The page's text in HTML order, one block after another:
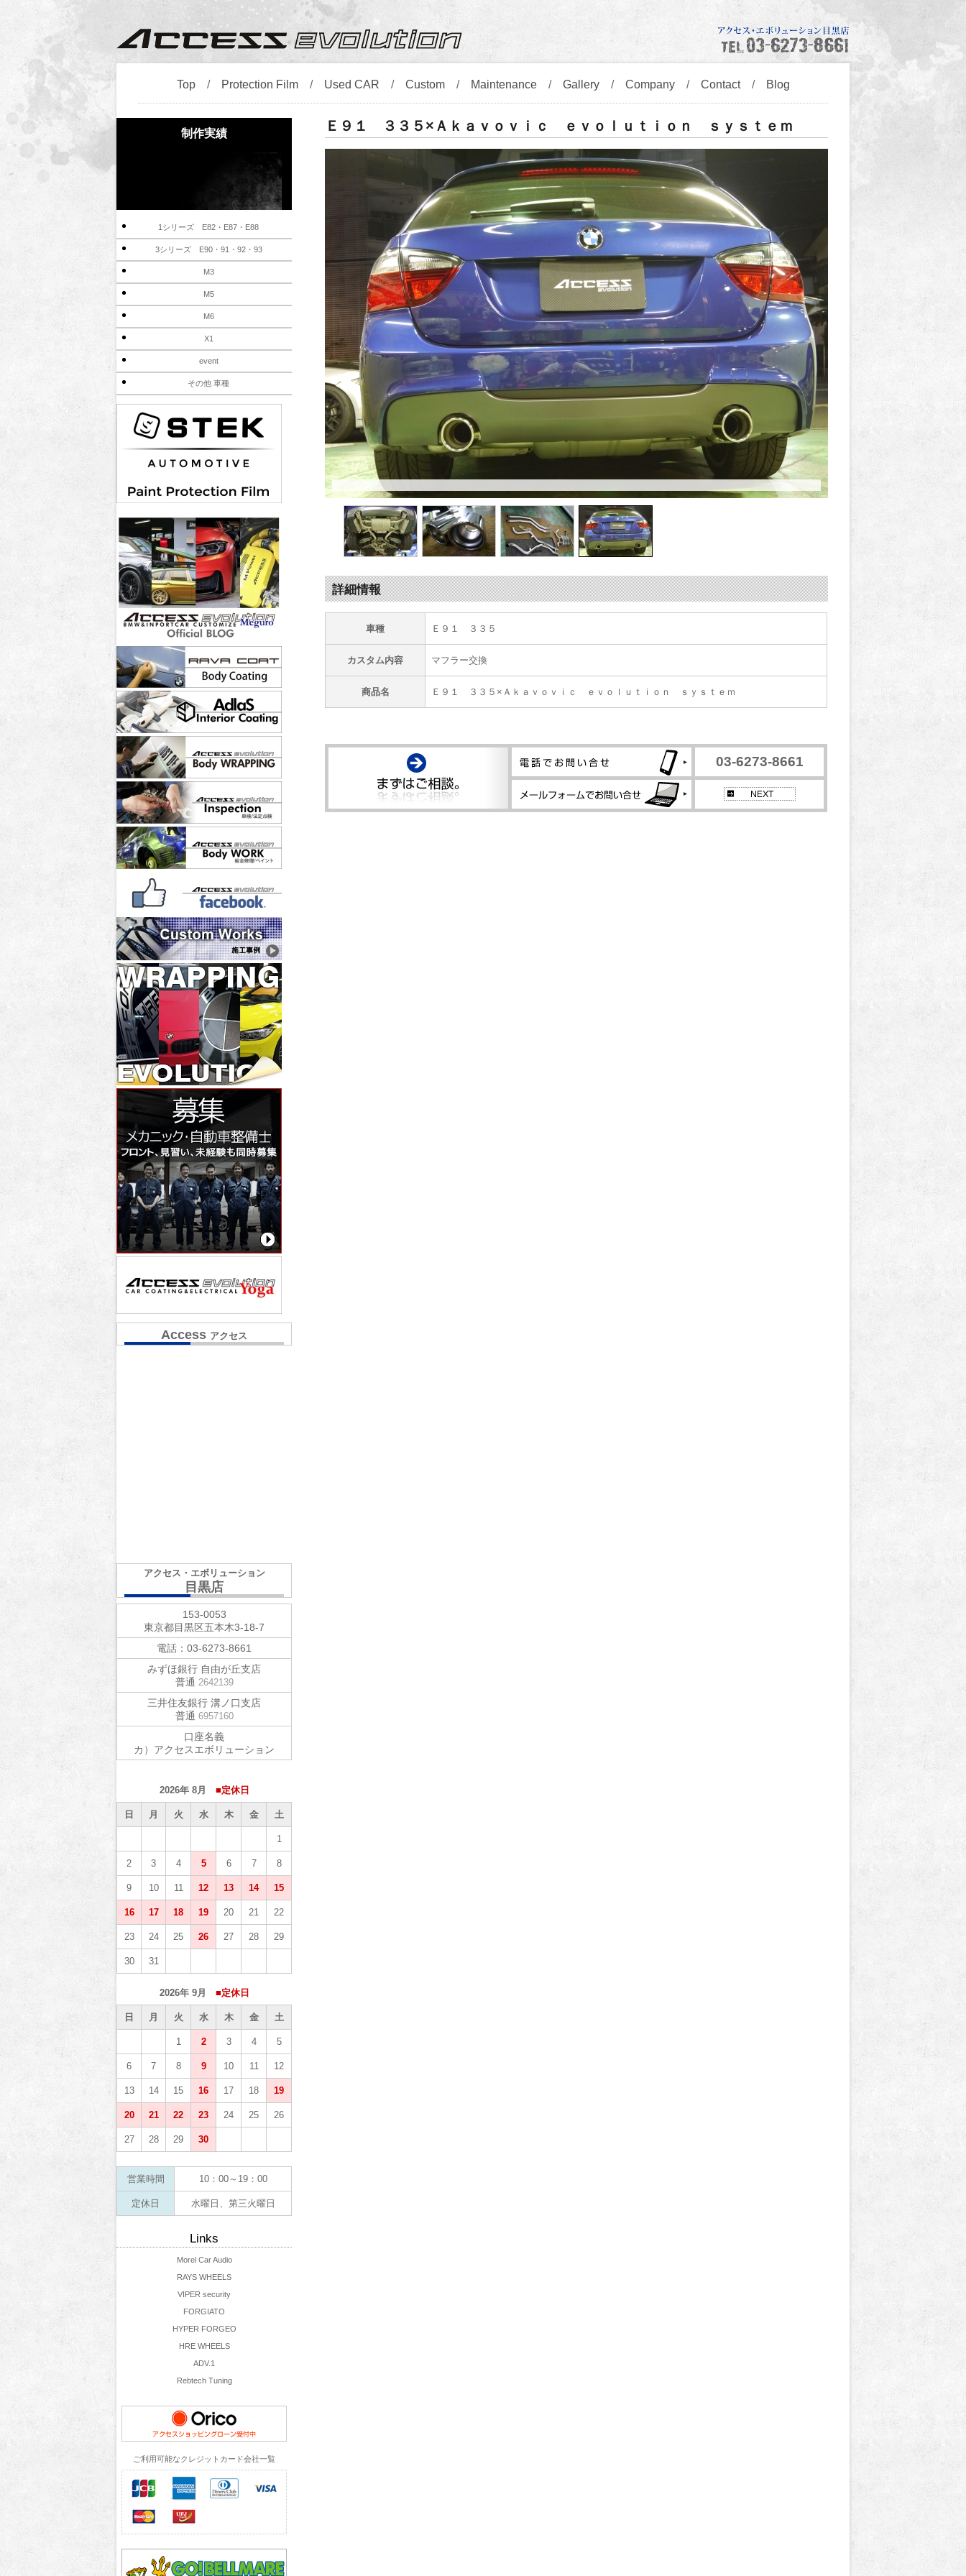
Top/ Protection Film/ Used CAR / Custom/ Maintenance/ Gallery/ Company/ Contact/ Blog
Ｅ９１ ３３５×Ａｋａｖｏｖｉｃ ｅｖｏｌｕｔｉｏｎ ｓｙｓｔｅｍ
詳細情報
車種 Ｅ９１ ３３５
カスタム内容 マフラー交換
商品名 Ｅ９１ ３３５×Ａｋａｖｏｖｉｃ ｅｖｏｌｕｔｉｏｎ ｓｙｓｔｅｍ
03-6273-8661
制作実績
1シリーズ E82・E87・E88
3シリーズ E90・91・92・93
M3
M5
M6
X1
event
その他 車種
Access アクセス
アクセス・エボリューション
目黒店
153-0053
東京都目黒区五本木3-18-7
電話：03-6273-8661
みずほ銀行 自由が丘支店
普通 2642139
三井住友銀行 溝ノ口支店
普通 6957160
口座名義
カ）アクセスエボリューション
2026年 8月 ■定休日
日 月 火 水 木 金 土
1
2 3 4 5 6 7 8
9 10 11 12 13 14 15
16 17 18 19 20 21 22
23 24 25 26 27 28 29
30 31
2026年 9月 ■定休日
日 月 火 水 木 金 土
1 2 3 4 5
6 7 8 9 10 11 12
13 14 15 16 17 18 19
20 21 22 23 24 25 26
27 28 29 30
営業時間 10：00～19：00
定休日 水曜日、第三火曜日
Links
Morel Car Audio
RAYS WHEELS
VIPER security
FORGIATO
HYPER FORGEO
HRE WHEELS
ADV.1
Rebtech Tuning
ご利用可能なクレジットカード会社一覧